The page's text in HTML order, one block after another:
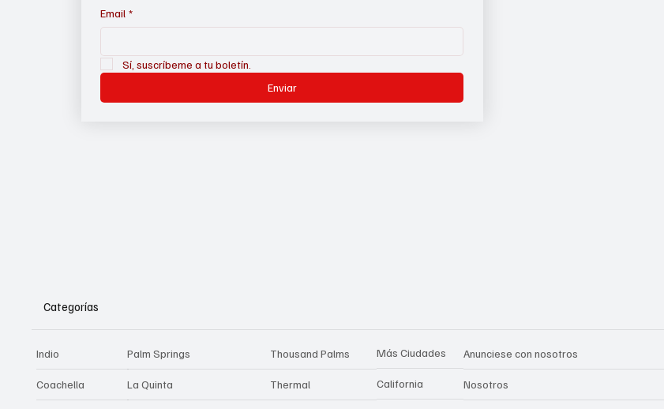
Categorías
Indio
Coachella
Palm Springs
La Quinta
Thousand Palms
Thermal
Más Ciudades
California
Anunciese con nosotros
Nosotros
Email *
Sí, suscríbeme a tu boletín.
Enviar